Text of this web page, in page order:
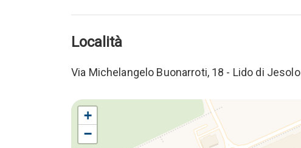
Località
Via Michelangelo Buonarroti, 18 - Lido di Jesolo
+
−